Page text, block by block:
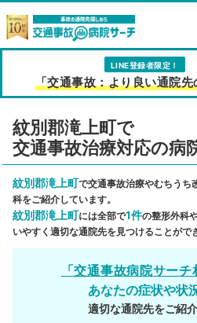
LINE登録者限定！
「交通事故：より良い通院先
紋別郡滝上町で
交通事故治療対応の病
紋別郡滝上町で交通事故治療やむちうち
科をご紹介しています。
紋別郡滝上町には全部で1件の整形外科
いやすく適切な通院先を見つけることがで
「交通事故病院サー
あなたの症状や状
適切な通院先をご紹